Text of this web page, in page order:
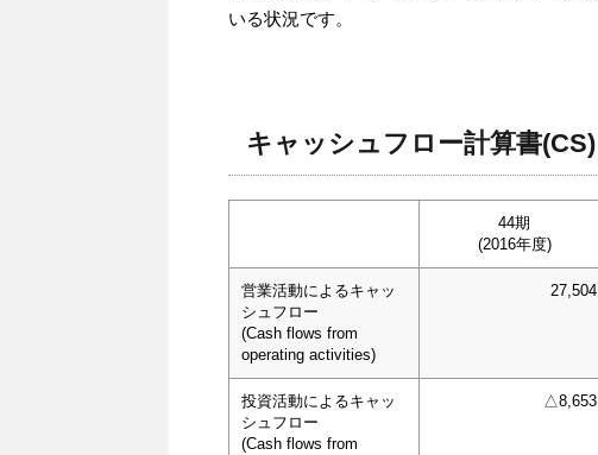
いる状況です。
キャッシュフロー計算書(CS)
44期
(2016年度)
営業活動によるキャッ
シュフロー
(Cash flows from
operating activities)
27,504
投資活動によるキャッ
シュフロー
(Cash flows from
△8,653